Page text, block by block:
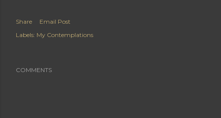
Share
Email Post
Labels: My Contemplations
COMMENTS